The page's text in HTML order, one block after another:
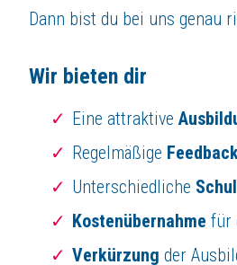
Wir sind ständig auf der Suche nach
Wenn Sie also eine neue berufliche
Dann bist du bei uns genau
Wir bieten dir
Eine attraktive
Regelmäßige
Unterschiedliche
Kostenübernahme für
Verkürzung der